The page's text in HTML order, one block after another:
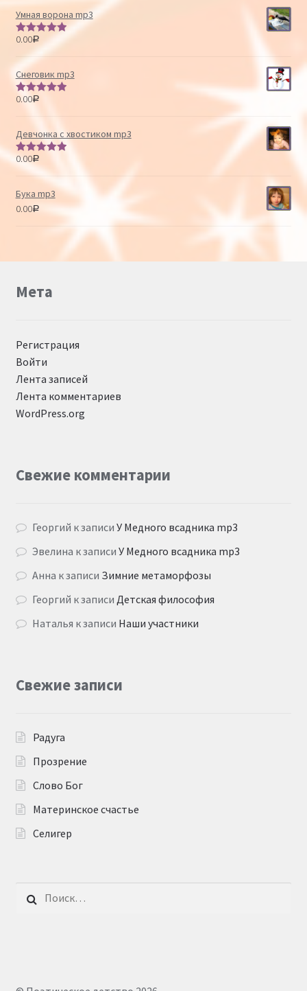
Умная ворона mp3
Оценка
0.00Р
Снеговик mp3
Оценка
0.00Р
Девчонка с хвостиком mp3
Оценка
из 5
0.00Р
Бука mp3
0.00Р
Мета
Регистрация
Войти
Лента записей
Лента комментариев
WordPress.org
Свежие комментарии
Георгий к записиУ Медного всадника mp3
Эвелина к записиУ Медного всадника mp3
Анна к записи Зимние метаморфозы
Георгий к записи Детская философия
Наталья к записи Наши участники
Свежие записи
Радуга
Прозрение
Слово Бог
Материнское счастье
Селигер
Найти: